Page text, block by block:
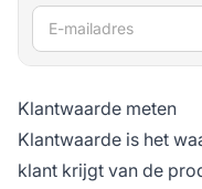
E-mailadres
Klantwaarde meten
Klantwaarde is het
klant krijgt van de